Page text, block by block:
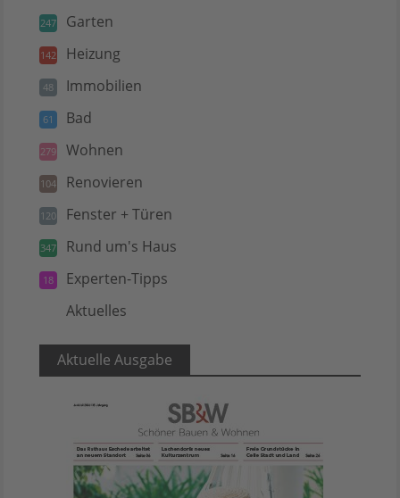
247 Garten
142 Heizung
48 Immobilien
61 Bad
279 Wohnen
104 Renovieren
120 Fenster + Türen
347 Rund um's Haus
18 Experten-Tipps
Aktuelles
Aktuelle Ausgabe